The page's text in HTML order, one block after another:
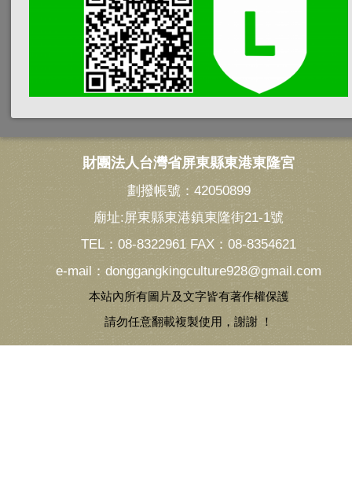
財團法人台灣省屏東縣東港東隆宮
劃撥帳號：42050899
廟址:屏東縣東港鎮東隆街21-1號
TEL：08-8322961 FAX：08-8354621
e-mail：donggangkingculture928@gmail.com
本站內所有圖片及文字皆有著作權保護
請勿任意翻載複製使用，謝謝 ！